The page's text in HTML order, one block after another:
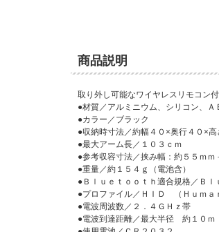
商品説明
取り外し可能なワイヤレスリモコン
●材質／アルミニウム、シリコン、Ａ
●カラー／ブラック
●収納時寸法／約幅４０×奥行４０×高
●最大アーム長／１０３ｃｍ
●参考収容寸法／挟み幅：約５５ｍｍ
●重量／約１５４ｇ（電池含）
●Ｂｌｕｅｔｏｏｔｈ適合規格／
●プロファイル／ＨＩＤ （Ｈｕｍ
●電波周波数／２．４ＧＨｚ帯
●電波到達距離／最大半径 約１０ｍ